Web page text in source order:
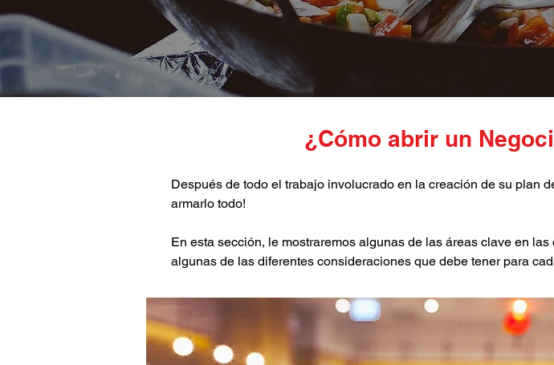
¿Cómo abrir un
Después de todo el trabajo involucrado en la creación de su plan
armarlo todo!
En esta sección, le mostraremos algunas de las áreas clave en
algunas de las diferentes consideraciones que debe tener para